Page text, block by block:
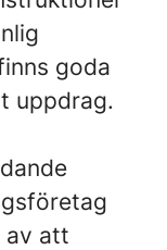
goda
uppdrag.
av att